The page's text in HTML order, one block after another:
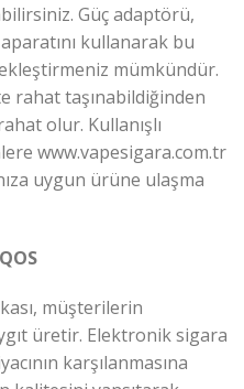
Güç adaptörü,
kullanarak bu
mümkündür.
rahat taşınabildiğinden
olur. Kullanışlı
www.vapesigara.com.tr
uygun ürüne ulaşma
müşterilerin
üretir. Elektronik sigara
karşılanmasına